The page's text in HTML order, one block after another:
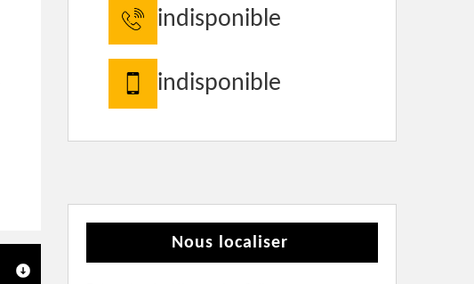
indisponible
indisponible
Nous localiser